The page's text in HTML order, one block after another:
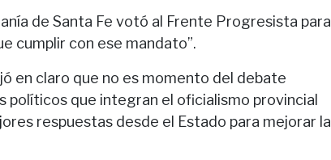
de Santa Fe votó al Frente Progresista para
cumplir con ese mandato”.
en claro que no es momento del debate
políticos que integran el oficialismo provincial
respuestas desde el Estado para mejorar la